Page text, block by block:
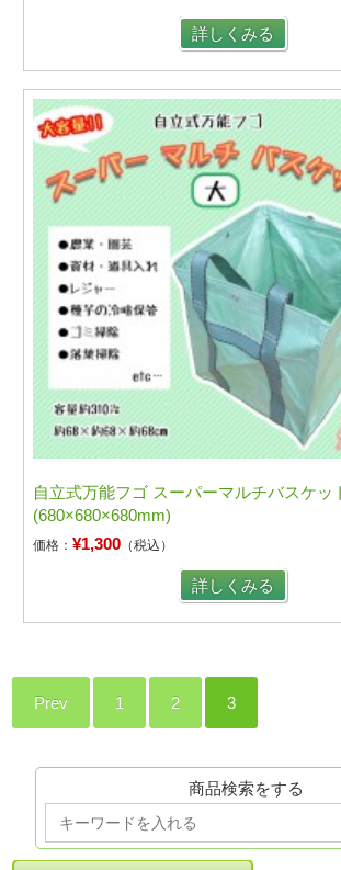
詳しくみる
自立式万能フゴ スーパーマルチバスケッ
(680×680×680mm)
価格：¥1,300 （税込）
詳しくみる
Prev 1 2 3
商品検索をする
Search
for: